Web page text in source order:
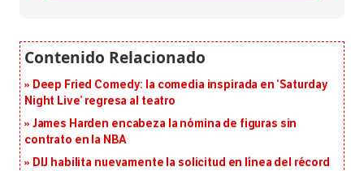
Deep Fried Comedy: la comedia inspirada en ‘Saturday
Night Live’ regresa al teatro
James Harden encabeza la nómina de figuras sin
contrato en la NBA
DIJ habilita nuevamente la solicitud en línea del récord